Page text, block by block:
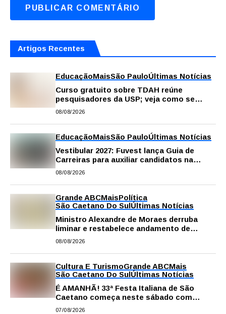
Artigos Recentes
EducaçãoMaisSão PauloÚltimas Notícias
Curso gratuito sobre TDAH reúne
pesquisadores da USP; veja como se
inscrever
08/08/2026
EducaçãoMaisSão PauloÚltimas Notícias
Vestibular 2027: Fuvest lança Guia de
Carreiras para auxiliar candidatos na
escolha da profissão
08/08/2026
Grande ABCMaisPolítica
São Caetano Do SulÚltimas Notícias
Ministro Alexandre de Moraes derruba
liminar e restabelece andamento de
comissão processante contra vereador
08/08/2026
Cultura E TurismoGrande ABCMais
São Caetano Do SulÚltimas Notícias
É AMANHÃ! 33ª Festa Italiana de São
Caetano começa neste sábado com
gastronomia, música e solidariedade
07/08/2026